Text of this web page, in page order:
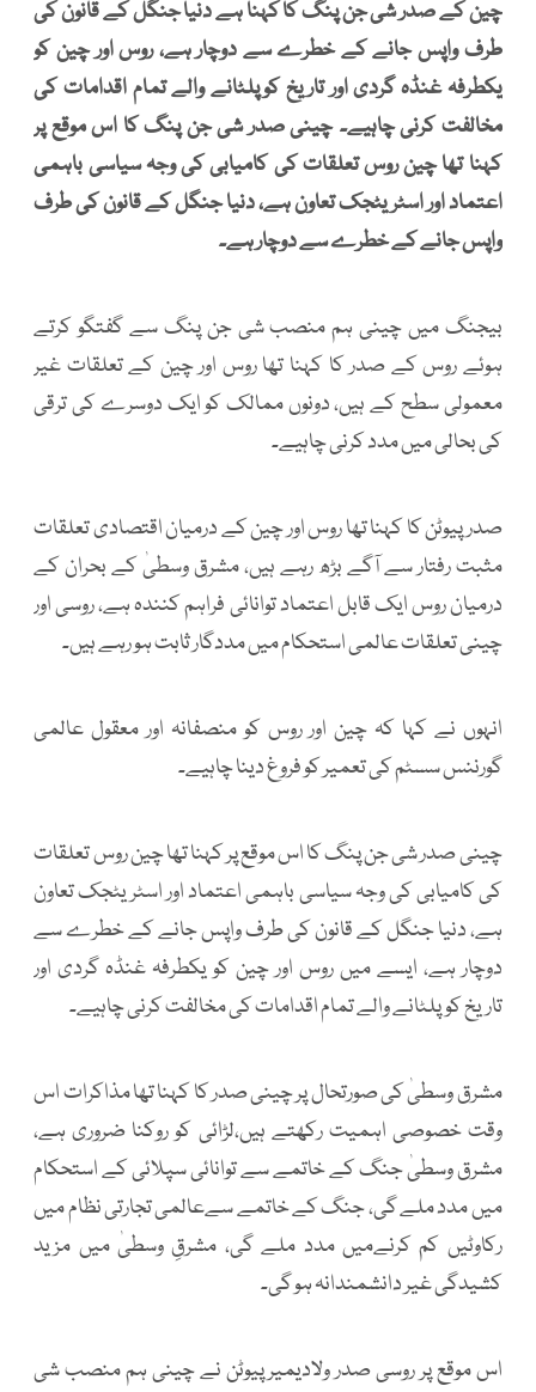
چین کے صدر شی جن پنگ کا کہنا ہے دنیا جنگل کے قانون کی
طرف واپس جانے کے خطرے سے دوچار ہے، روس اور چین کو
یکطرفہ غنڈہ گردی اور تاریخ کوپلٹانے والے تمام اقدامات کی
مخالفت کرنی چاہیے۔ چینی صدر شی جن پنگ کا اس موقع پر
کہنا تھا چین روس تعلقات کی کامیابی کی وجہ سیاسی باہمی
اعتماد اور اسٹریٹجک تعاون ہے، دنیا جنگل کے قانون کی طرف
واپس جانے کے خطرے سے دوچار ہے۔
بیجنگ میں چینی ہم منصب شی جن پنگ سے گفتگو کرتے
ہوئے روس کے صدر کا کہنا تھا روس اور چین کے تعلقات غیر
معمولی سطح کے ہیں، دونوں ممالک کو ایک دوسرے کی ترقی
کی بحالی میں مدد کرنی چاہیے۔
صدر پیوٹن کا کہنا تھا روس اور چین کے درمیان اقتصادی تعلقات
مثبت رفتار سے آگے بڑھ رہے ہیں، مشرق وسطیٰ کے بحران کے
درمیان روس ایک قابل اعتماد توانائی فراہم کنندہ ہے، روسی اور
چینی تعلقات عالمی استحکام میں مددگار ثابت ہو رہے ہیں۔
انہوں نے کہا کہ چین اور روس کو منصفانہ اور معقول عالمی
گورننس سسٹم کی تعمیر کو فروغ دینا چاہیے۔
چینی صدر شی جن پنگ کا اس موقع پر کہنا تھا چین روس تعلقات
کی کامیابی کی وجہ سیاسی باہمی اعتماد اور اسٹریٹجک تعاون
ہے، دنیا جنگل کے قانون کی طرف واپس جانے کے خطرے سے
دوچار ہے، ایسے میں روس اور چین کو یکطرفہ غنڈہ گردی اور
تاریخ کوپلٹانے والے تمام اقدامات کی مخالفت کرنی چاہیے۔
مشرق وسطیٰ کی صورتحال پر چینی صدر کا کہنا تھا مذاکرات اس
وقت خصوصی اہمیت رکھتے ہیں،لڑائی کو روکنا ضروری ہے،
مشرق وسطیٰ جنگ کے خاتمے سے توانائی سپلائی کے استحکام
میں مدد ملے گی، جنگ کے خاتمے سےعالمی تجارتی نظام میں
رکاوٹیں کم کرنےمیں مدد ملے گی، مشرقِ وسطیٰ میں مزید
کشیدگی غیر دانشمندانہ ہو گی۔
اس موقع پر روسی صدر ولادیمیر پیوٹن نے چینی ہم منصب شی